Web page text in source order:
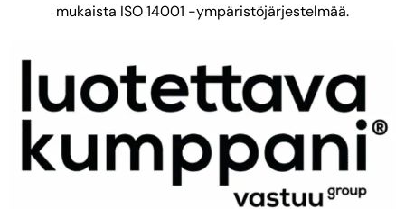
mukaista ISO 14001 -ympäristöjärjestelmää.